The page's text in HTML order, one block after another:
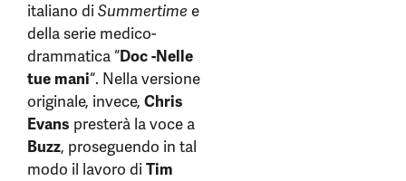
italiano diSummertime e
della serie medico-
drammatica “Doc -Nelle
tue mani“. Nella versione
originale, invece, Chris
Evans presterà la voce a
Buzz, proseguendo in tal
modo il lavoro diTim